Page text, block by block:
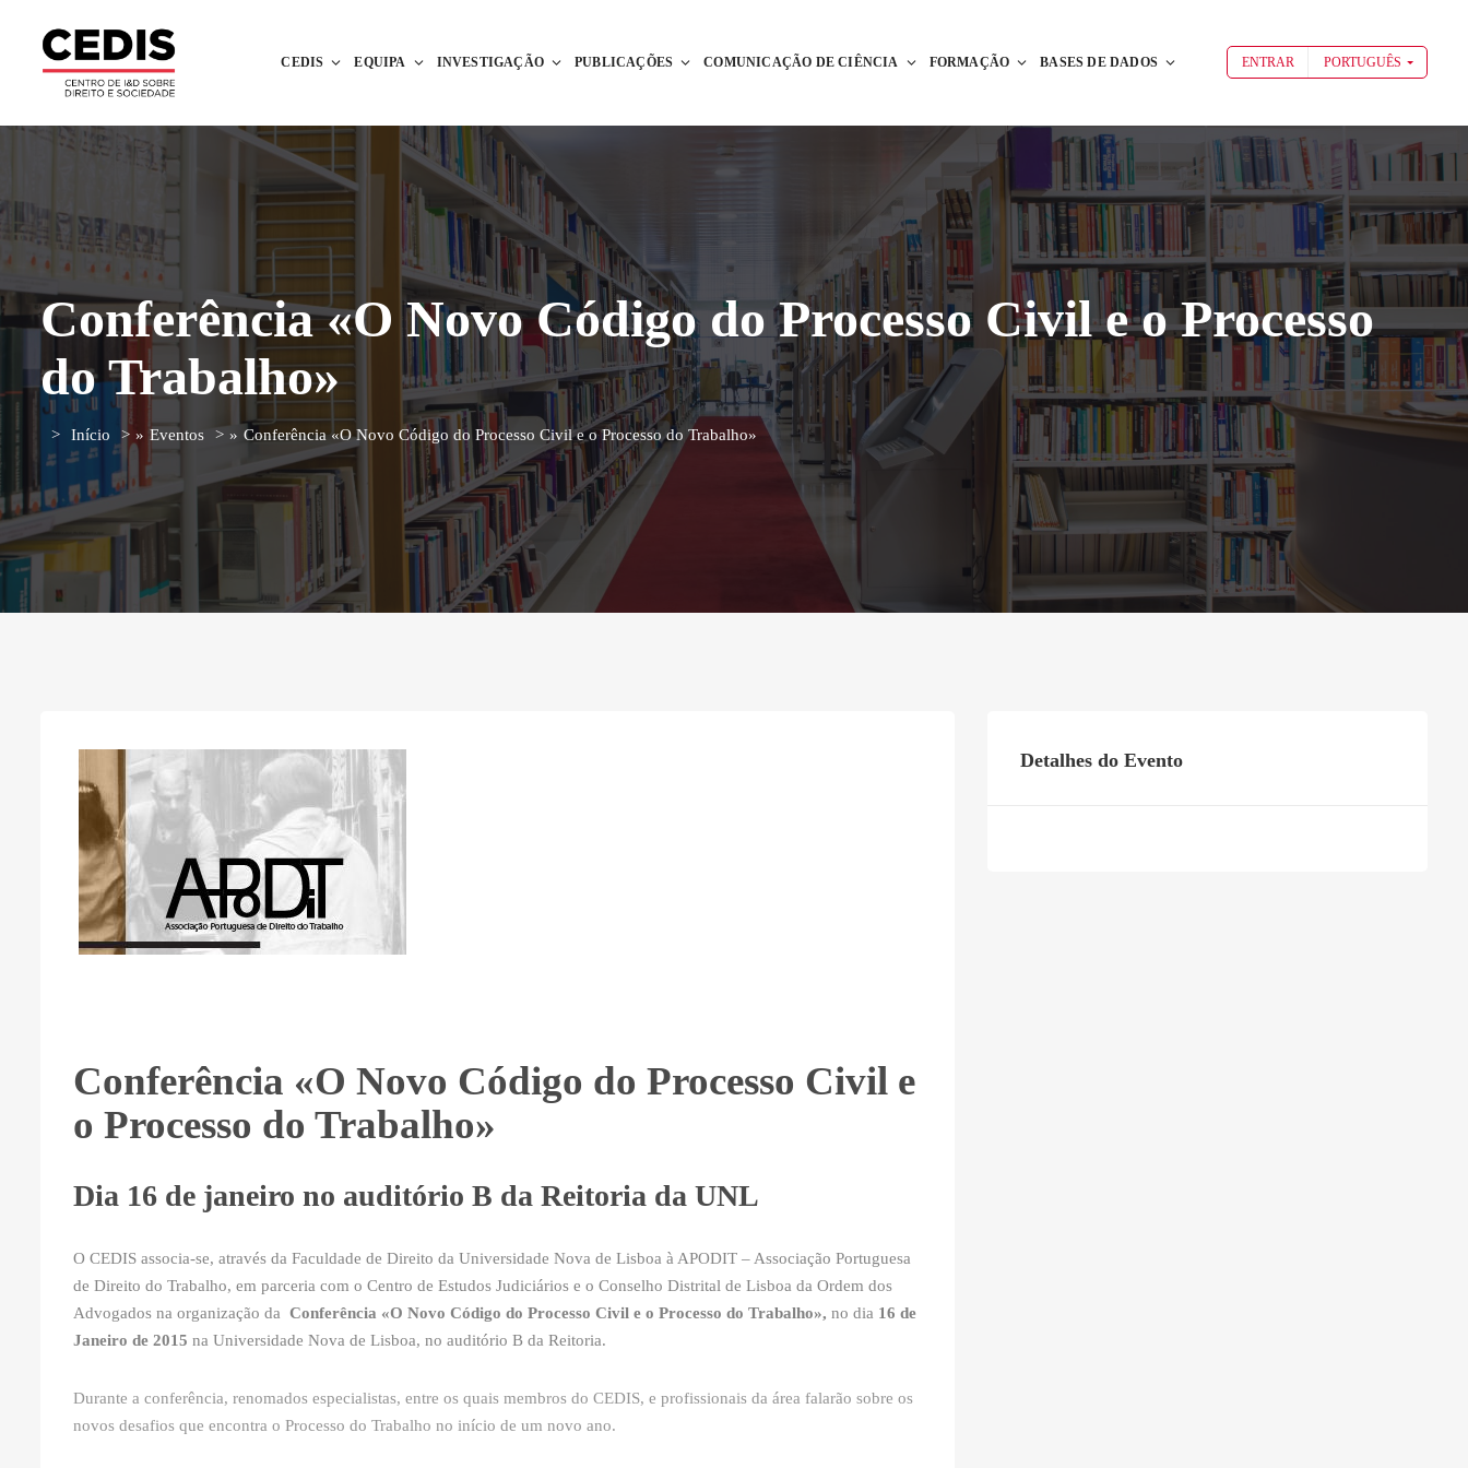
CEDIS EQUIPA INVESTIGAÇÃO PUBLICAÇÕES COMUNICAÇÃO DE CIÊNCIA FORMAÇÃO BASES DE DADOS ENTRAR PORTUGUÊS
Conferência «O Novo Código do Processo Civil e o Processo
do Trabalho»
Início » Eventos » Conferência «O Novo Código do Processo Civil e o Processo do Trabalho»
Conferência «O Novo Código do Processo Civil e
o Processo do Trabalho»
Dia 16 de janeiro no auditório B da Reitoria da UNL
O CEDIS associa-se, através da Faculdade de Direito da Universidade Nova de Lisboa à APODIT – Associação Portuguesa
de Direito do Trabalho, em parceria com o Centro de Estudos Judiciários e o Conselho Distrital de Lisboa da Ordem dos
Advogados na organização da Conferência «O Novo Código do Processo Civil e o Processo do Trabalho», no dia 16 de
Janeiro de 2015 na Universidade Nova de Lisboa, no auditório B da Reitoria.
Durante a conferência, renomados especialistas, entre os quais membros do CEDIS, e profissionais da área falarão sobre os
novos desafios que encontra o Processo do Trabalho no início de um novo ano.
Detalhes do Evento